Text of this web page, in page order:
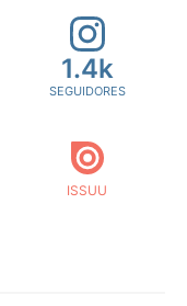
1.4k
SEGUIDORES